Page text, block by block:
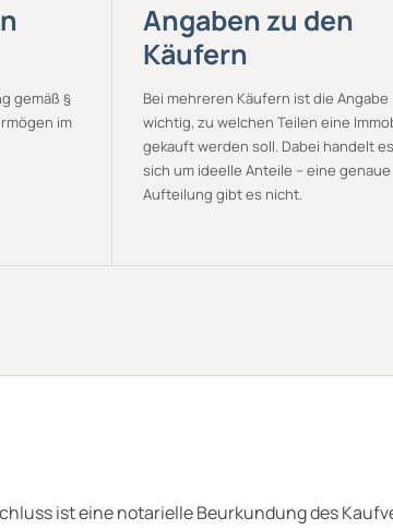
gemäß §
im
Angaben zu den
Käufern
Bei mehreren Käufern ist die Angabe
wichtig, zu welchen Teilen eine
gekauft werden soll. Dabei handelt es
sich um ideelle Anteile – eine genaue
Aufteilung gibt es nicht.
ist eine notarielle Beurkundung des